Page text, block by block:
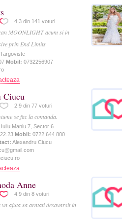
4.3din 141 voturi
MOONLIGHT acum si in
prin End Limits
Mobil: 0732256907
Ciucu
2.9din 77voturi
se fac la comanda.
Maniu 7, Sector 6
Mobil: 0722 644 800
Alexandru Ciucu
Anne
4.9din 8voturi
ajuta sa aratati desavarsit in